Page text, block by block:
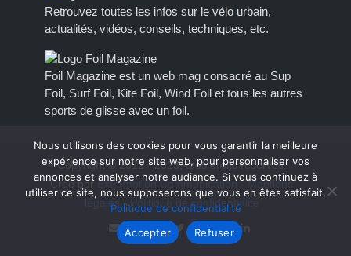
Retrouvez toutes les infos sur le vélo urbain,
actualités, vidéos, conseils, techniques, etc.
Foil Magazine est un web mag consacré au Sup
Foil, Surf Foil, Kite Foil, Wind Foil et tous les autres
sports de glisse avec un foil.
Copyright © 2012 - 2023, tous droits réservés.
Créé par Extremotion Communication-Mentions
légales
-Politique de confidentialité
Nous utilisons des cookies pour vous garantir la meilleure
expérience sur notre site web, pour personnaliser vos
annonces et analyser notre audiance. Si vous continuez à
utiliser ce site, nous supposerons que vous en êtes satisfait.
Politique de confidentialité
Accepter
Refuser